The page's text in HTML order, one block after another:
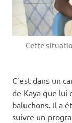
Cette
C’est dans un
de Kaya que lui
baluchons. Il a
suivre un